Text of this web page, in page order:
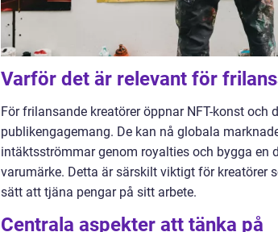
Varför det är relevant för
För frilansande kreatörer öppnar NFT-konst
publikengagemang. De kan nå globala
intäktsströmmar genom royalties och bygga en
varumärke. Detta är särskilt viktigt för
sätt att tjäna pengar på sitt arbete.
Centrala aspekter att tänka på